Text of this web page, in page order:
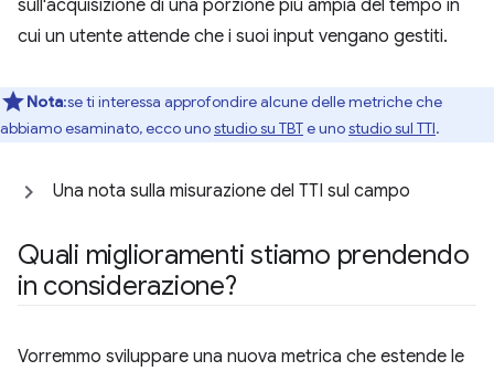
sull'acquisizione di una porzione più ampia del tempo in
cui un utente attende che i suoi input vengano gestiti.
Nota:se ti interessa approfondire alcune delle metriche che
abbiamo esaminato, ecco unostudio su TBTe unostudio sul TTI.
Una nota sulla misurazione del TTI sul campo
Quali miglioramenti stiamo prendendo
in considerazione?
Vorremmo sviluppare una nuova metrica che estende le